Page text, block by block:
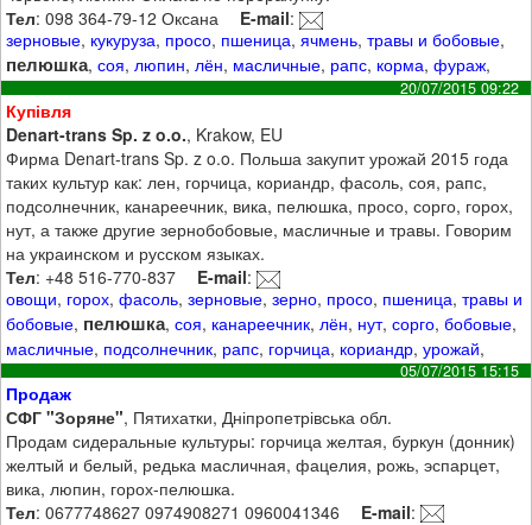
Тел: 098 364-79-12 Оксана E-mail:
зерновые, кукуруза, просо, пшеница,ячмень,травы и бобовые,
пелюшка,соя,люпин,лён, масличные, рапс, корма,фураж,
20/07/2015 09:22
Купівля
Denart-trans Sp. z o.o., Krakow, EU
Фирма Denart-trans Sp. z o.o. Польша закупит урожай 2015 года
таких культур как: лен, горчица, кориандр, фасоль, соя, рапс,
подсолнечник, канареечник, вика, пелюшка, просо, сорго, горох,
нут, а также другие зернобобовые, масличные и травы. Говорим
на украинском и русском языках.
Тел: +48 516-770-837 E-mail:
овощи, горох,фасоль,зерновые,зерно, просо, пшеница,травы и
бобовые, пелюшка,соя, канареечник, лён, нут,сорго,бобовые,
масличные, подсолнечник, рапс, горчица, кориандр,урожай,
05/07/2015 15:15
Продаж
СФГ "Зоряне", Пятихатки, Дніпропетрівська обл.
Продам сидеральные культуры: горчица желтая, буркун (донник)
желтый и белый, редька масличная, фацелия, рожь, эспарцет,
вика, люпин, горох-пелюшка.
Тел: 0677748627 0974908271 0960041346 E-mail: